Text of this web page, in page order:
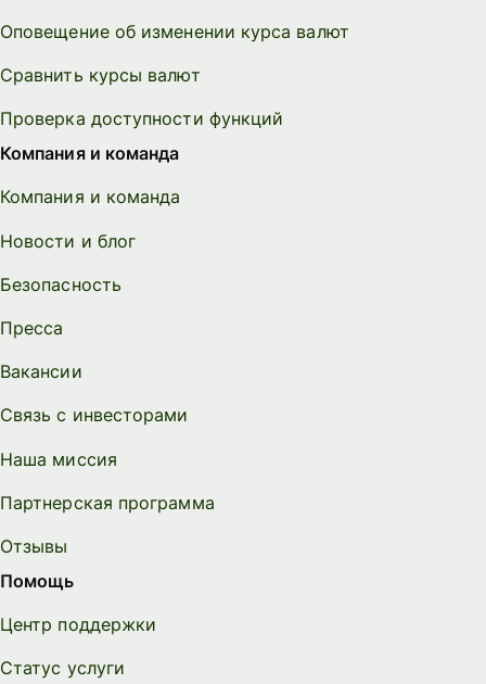
Оповещение об изменении курса валют
Сравнить курсы валют
Проверка доступности функций
Компания и команда
Компания и команда
Новости и блог
Безопасность
Пресса
Вакансии
Связь с инвесторами
Наша миссия
Партнерская программа
Отзывы
Помощь
Центр поддержки
Статус услуги